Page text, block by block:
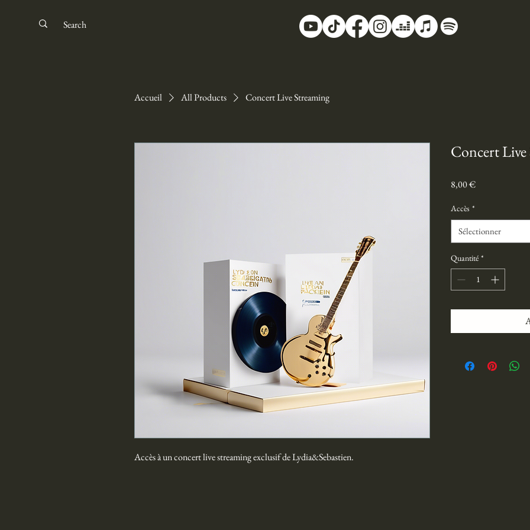
Accueil All Products Concert Live Streaming
Accès à un concert live streaming exclusif de Lydia&Sebastien.
Concert
8,00 €Prix
Accès *
Sélectionner
Quantité *